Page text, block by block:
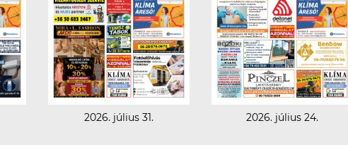
2026. július 31. 2026. július 24.